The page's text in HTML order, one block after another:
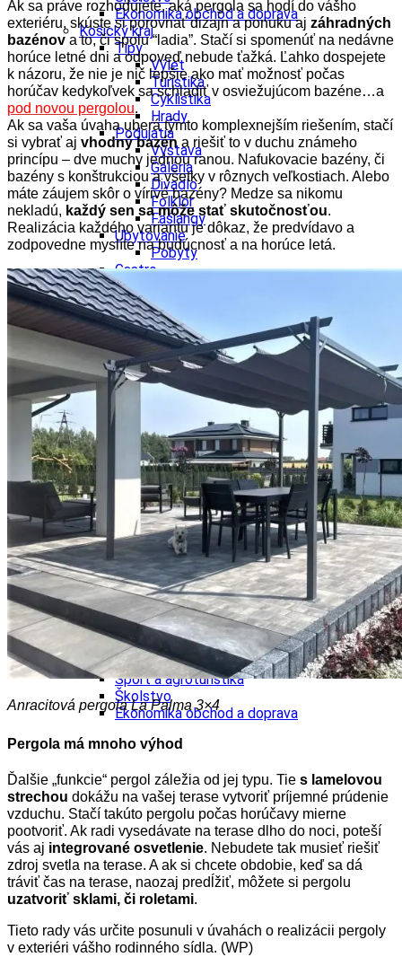
Ekonomika obchod a doprava
Košický kraj
Tipy
Výlet
Turistika
Cyklistika
Hrady
Podujatia
Výstava
Galéria
Divadlo
Folklór
Fašiangy
Ubytovanie
Pobyty
Gastro
Víno
Kultúra a tradície
Šport a agroturistika
Školstvo
Ekonomika obchod a doprava
Prešovský kraj
Turistika
Cyklistika
Hrady
Podujatia
Výstava
Galéria
Folklór
Ubytovanie
Pobyty
Wellness
Gastro
Kaviarne
Kultúra a tradície
Kúpele
Šport a agroturistika
Školstvo
Ekonomika obchod a doprava
Ak sa práve rozhodujete, aká pergola sa hodí do vášho
exteriéru, skúste si porovnať dizajn a ponuku aj záhradných
bazénov a to, či spolu “ladia”. Stačí si spomenúť na nedávne
horúce letné dni a odpoveď nebude ťažká. Ľahko dospejete
k názoru, že nie je nič lepšie ako mať možnosť počas
horúčav kedykoľvek sa schladiť v osviežujúcom bazéne…a
pod novou pergolou.
Ak sa vaša úvaha uberá týmto komplexnejším riešením, stačí
si vybrať aj vhodný bazéna riešiť to v duchu známeho
princípu – dve muchy jednou ranou. Nafukovacie bazény, či
bazény s konštrukciou a všetky v rôznych veľkostiach. Alebo
máte záujem skôr o vírivé bazény? Medze sa nikomu
nekladú, každý sen sa môže stať skutočnosťou.
Realizácia každého variantu je dôkaz, že predvídavo a
zodpovedne myslíte na budúcnosť a na horúce letá.
Anracitová pergola La Palma 3×4
Pergola má mnoho výhod
Ďalšie „funkcie“ pergol záležia od jej typu. Tie s lamelovou
strechou dokážu na vašej terase vytvoriť príjemné prúdenie
vzduchu. Stačí takúto pergolu počas horúčavy mierne
pootvoriť. Ak radi vysedávate na terase dlho do noci, poteší
vás aj integrované osvetlenie. Nebudete tak musieť riešiť
zdroj svetla na terase. A ak si chcete obdobie, keď sa dá
tráviť čas na terase, naozaj predĺžiť, môžete si pergolu
uzatvoriť sklami, či roletami.
Tieto rady vás určite posunuli v úvahách o realizácii pergoly
v exteriéri vášho rodinného sídla. (WP)